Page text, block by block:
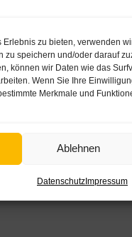
Erlebnis zu bieten, verwenden
zu speichern und/oder darauf
können wir Daten wie das
Wenn Sie Ihre
Merkmale und
Ablehnen
DatenschutzImpressum
Konsum
werden können